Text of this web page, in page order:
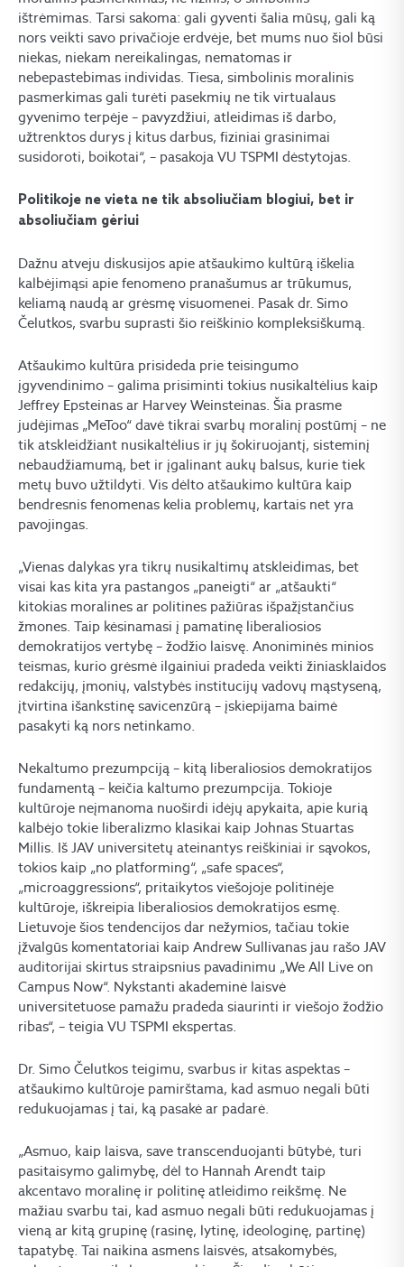
ištrėmimas. Tarsi sakoma: gali gyventi šalia mūsų, gali ką
nors veikti savo privačioje erdvėje, bet mums nuo šiol būsi
niekas, niekam nereikalingas, nematomas ir
nebepastebimas individas. Tiesa, simbolinis moralinis
pasmerkimas gali turėti pasekmių ne tik virtualaus
gyvenimo terpėje – pavyzdžiui, atleidimas iš darbo,
užtrenktos durys į kitus darbus, fiziniai grasinimai
susidoroti, boikotai“, – pasakoja VU TSPMI dėstytojas.
Politikoje ne vieta ne tik absoliučiam blogiui, bet ir
absoliučiam gėriui
Dažnu atveju diskusijos apie atšaukimo kultūrą iškelia
kalbėjimąsi apie fenomeno pranašumus ar trūkumus,
keliamą naudą ar grėsmę visuomenei. Pasak dr. Simo
Čelutkos, svarbu suprasti šio reiškinio kompleksiškumą.
Atšaukimo kultūra prisideda prie teisingumo
įgyvendinimo – galima prisiminti tokius nusikaltėlius kaip
Jeffrey Epsteinas ar Harvey Weinsteinas. Šia prasme
judėjimas „MeToo“ davė tikrai svarbų moralinį postūmį – ne
tik atskleidžiant nusikaltėlius ir jų šokiruojantį, sisteminį
nebaudžiamumą, bet ir įgalinant aukų balsus, kurie tiek
metų buvo užtildyti. Vis dėlto atšaukimo kultūra kaip
bendresnis fenomenas kelia problemų, kartais net yra
pavojingas.
„Vienas dalykas yra tikrų nusikaltimų atskleidimas, bet
visai kas kita yra pastangos „paneigti“ ar „atšaukti“
kitokias moralines ar politines pažiūras išpažįstančius
žmones. Taip kėsinamasi į pamatinę liberaliosios
demokratijos vertybę – žodžio laisvę. Anoniminės minios
teismas, kurio grėsmė ilgainiui pradeda veikti žiniasklaidos
redakcijų, įmonių, valstybės institucijų vadovų mąstyseną,
įtvirtina išankstinę savicenzūrą – įskiepijama baimė
pasakyti ką nors netinkamo.
Nekaltumo prezumpciją – kitą liberaliosios demokratijos
fundamentą – keičia kaltumo prezumpcija. Tokioje
kultūroje neįmanoma nuoširdi idėjų apykaita, apie kurią
kalbėjo tokie liberalizmo klasikai kaip Johnas Stuartas
Millis. Iš JAV universitetų ateinantys reiškiniai ir sąvokos,
tokios kaip „no platforming“, „safe spaces“,
„microaggressions“, pritaikytos viešojoje politinėje
kultūroje, iškreipia liberaliosios demokratijos esmę.
Lietuvoje šios tendencijos dar nežymios, tačiau tokie
įžvalgūs komentatoriai kaip Andrew Sullivanas jau rašo JAV
auditorijai skirtus straipsnius pavadinimu „We All Live on
Campus Now“. Nykstanti akademinė laisvė
universitetuose pamažu pradeda siaurinti ir viešojo žodžio
ribas“, – teigia VU TSPMI ekspertas.
Dr. Simo Čelutkos teigimu, svarbus ir kitas aspektas –
atšaukimo kultūroje pamirštama, kad asmuo negali būti
redukuojamas į tai, ką pasakė ar padarė.
„Asmuo, kaip laisva, save transcenduojanti būtybė, turi
pasitaisymo galimybę, dėl to Hannah Arendt taip
akcentavo moralinę ir politinę atleidimo reikšmę. Ne
mažiau svarbu tai, kad asmuo negali būti redukuojamas į
vieną ar kitą grupinę (rasinę, lytinę, ideologinę, partinę)
tapatybę. Tai naikina asmens laisvės, atsakomybės,